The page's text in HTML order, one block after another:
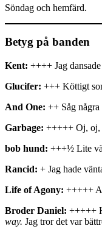
Söndag och hemfärd.
Betyg på banden
Kent: ++++ Jag
Glucifer: +++ Köttigt
And One: ++ Såg
Garbage: +++++ Oj, oj,
bob hund: +++½ Lite
Rancid: + Jag hade
Life of Agony: +++++
Broder Daniel: +++++
way. Jag tror det var